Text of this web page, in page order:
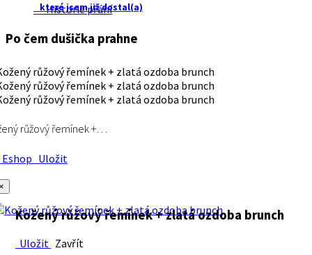
které jsem již dostal(a)
Historie přání
Po čem dušička prahne
růžový řemínek +…
Uložit
Kožený růžový řemínek + zlatá ozdoba brunch
Uložit Zavřít